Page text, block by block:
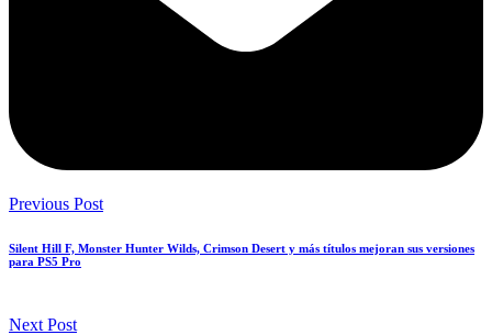
Previous Post
Silent Hill F, Monster Hunter Wilds, Crimson Desert y más títulos mejoran sus versiones
para PS5 Pro
Next Post